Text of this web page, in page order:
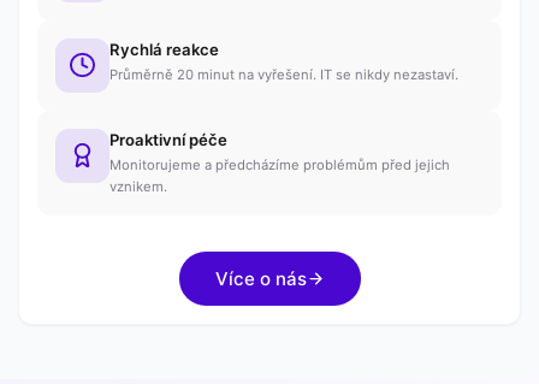
Rychlá reakce
Průměrně 20 minut na vyřešení. IT se nikdy nezastaví.
Proaktivní péče
Monitorujeme a předcházíme problémům před jejich
vznikem.
Více o nás